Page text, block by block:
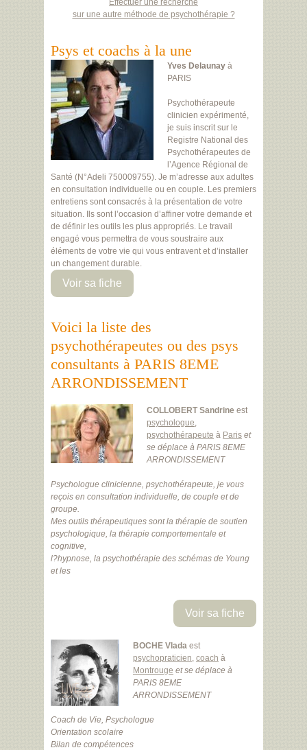
Effectuer une recherche
sur une autre méthode de psychothérapie ?
Psys et coachs à la une
Yves Delaunay à
PARIS
Psychothérapeute
clinicien expérimenté,
je suis inscrit sur le
Registre National des
Psychothérapeutes de
l’Agence Régional de
Santé (N°Adeli 750009755). Je m’adresse aux adultes
en consultation individuelle ou en couple. Les premiers
entretiens sont consacrés à la présentation de votre
situation. Ils sont l’occasion d’affiner votre demande et
de définir les outils les plus appropriés. Le travail
engagé vous permettra de vous soustraire aux
éléments de votre vie qui vous entravent et d’installer
un changement durable.
Voir sa fiche
Voici la liste des
psychothérapeutes ou des psys
consultants à PARIS 8EME
ARRONDISSEMENT
COLLOBERT Sandrine est
psychologue,
psychothérapeute à Paris et
se déplace à PARIS 8EME
ARRONDISSEMENT
Psychologue clinicienne, psychothérapeute, je vous
reçois en consultation individuelle, de couple et de
groupe.
Mes outils thérapeutiques sont la thérapie de soutien
psychologique, la thérapie comportementale et
cognitive,
l?hypnose, la psychothérapie des schémas de Young
et les
Voir sa fiche
BOCHE Vlada est
psychopraticien, coach à
Montrouge et se déplace à
PARIS 8EME
ARRONDISSEMENT
Coach de Vie, Psychologue
Orientation scolaire
Bilan de compétences